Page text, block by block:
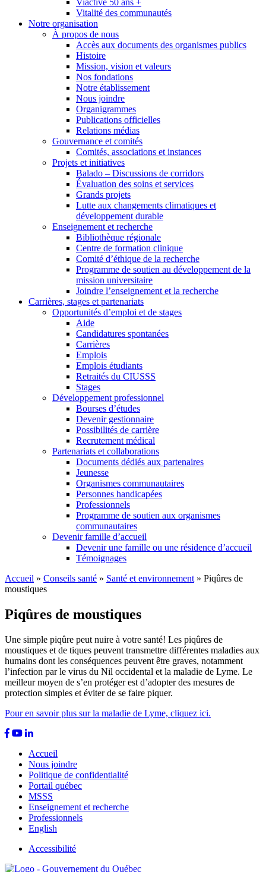
Vitalité des communautés
Notre organisation
À propos de nous
Accès aux documents des organismes publics
Histoire
Mission, vision et valeurs
Nos fondations
Notre établissement
Nous joindre
Organigrammes
Publications officielles
Relations médias
Gouvernance et comités
Comités, associations et instances
Projets et initiatives
Balado – Discussions de corridors
Évaluation des soins et services
Grands projets
Lutte aux changements climatiques et
développement durable
Enseignement et recherche
Bibliothèque régionale
Centre de formation clinique
Comité d’éthique de la recherche
Programme de soutien au développement de la
mission universitaire
Joindre l’enseignement et la recherche
Carrières, stages et partenariats
Opportunités d’emploi et de stages
Aide
Candidatures spontanées
Carrières
Emplois
Emplois étudiants
Retraités du CIUSSS
Stages
Développement professionnel
Bourses d’études
Devenir gestionnaire
Possibilités de carrière
Recrutement médical
Partenariats et collaborations
Documents dédiés aux partenaires
Jeunesse
Organismes communautaires
Personnes handicapées
Professionnels
Programme de soutien aux organismes
communautaires
Devenir famille d’accueil
Devenir une famille ou une résidence d’accueil
Témoignages
Accueil » Conseils santé » Santé et environnement » Piqûres de
moustiques
Piqûres de moustiques
Une simple piqûre peut nuire à votre santé! Les piqûres de
moustiques et de tiques peuvent transmettre différentes maladies aux
humains dont les conséquences peuvent être graves, notamment
l’infection par le virus du Nil occidental et la maladie de Lyme. Le
meilleur moyen de s’en protéger est d’adopter des mesures de
protection simples et éviter de se faire piquer.
Pour en savoir plus sur la maladie de Lyme, cliquez ici.
Accueil
Nous joindre
Politique de confidentialité
Portail québec
MSSS
Enseignement et recherche
Professionnels
English
Accessibilité